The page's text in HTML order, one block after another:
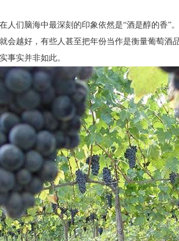
们脑海中最深刻的印象依然是“酒是醇的香”
会越好，有些人甚至把年份当作是衡量葡萄酒
事实并非如此。